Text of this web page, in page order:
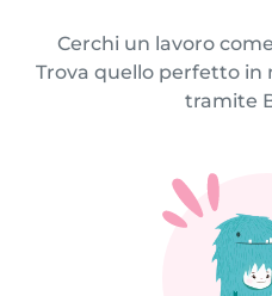
Cerchi un lavoro
Trova quello perfetto in
tramite